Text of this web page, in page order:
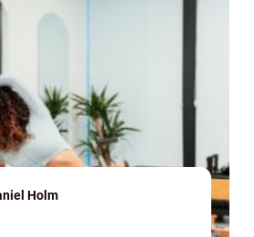
Holm